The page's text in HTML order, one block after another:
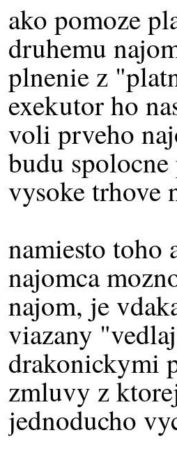
ako pomoze
druhemu
plnenie z
exekutor ho
voli prveho
budu
vysoke trhove
namiesto toho
najomca
najom, je
viazany
drakonickymi
zmluvy z
jednoducho